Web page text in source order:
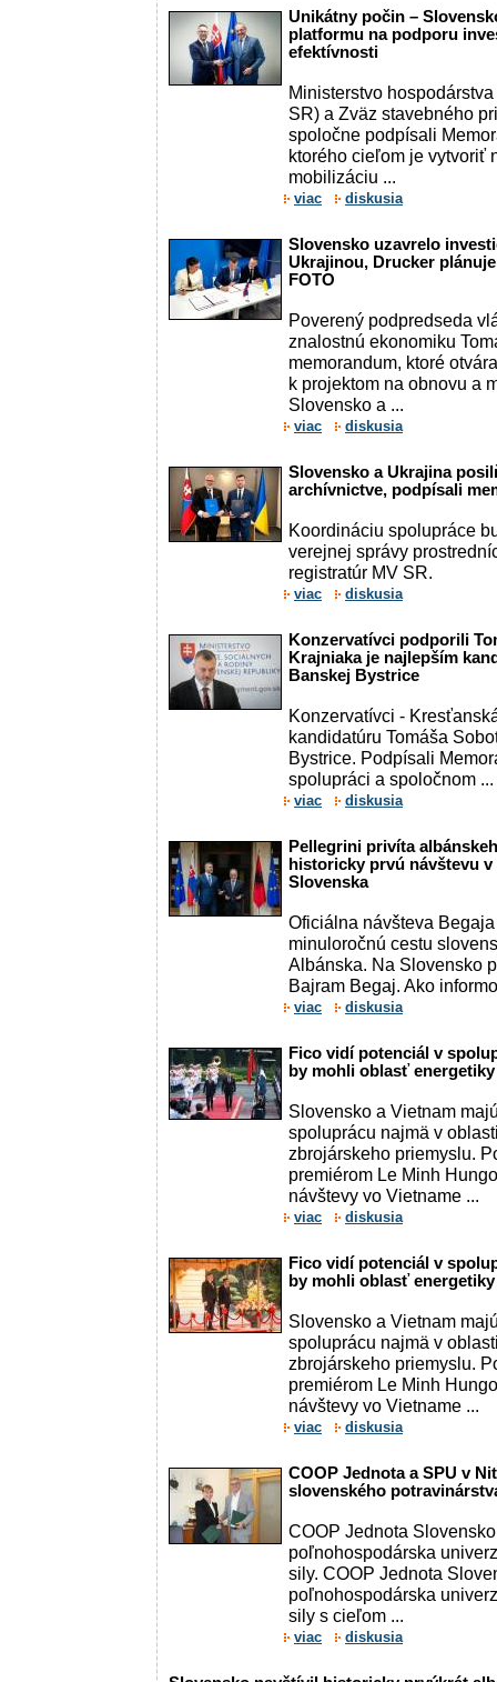
Unikátny počin –
platformu na podporu
efektívnosti
Ministerstvo
SR) a Zväz stavebného
spoločne podpísali
ktorého cieľom je vytvoriť
mobilizáciu ...
viac diskusia
Slovensko uzavrelo
Ukrajinou, Drucker
FOTO
Poverený podpredseda
znalostnú ekonomiku
memorandum, ktoré
k projektom na obnovu a
Slovensko a ...
viac diskusia
Slovensko a Ukrajina
archívnictve, podpísali
Koordináciu spolupráce
verejnej správy
registratúr MV SR.
viac diskusia
Konzervatívci podporili
Krajniaka je najlepším
Banskej Bystrice
Konzervatívci -
kandidatúru Tomáša
Bystrice. Podpísali
spolupráci a spoločnom ...
viac diskusia
Pellegrini privíta
historicky prvú návštevu
Slovenska
Oficiálna návšteva
minuloročnú cestu
Albánska. Na Slovensko
Bajram Begaj. Ako
viac diskusia
Fico vidí potenciál v
by mohli oblasť
Slovensko a Vietnam
spoluprácu najmä v
zbrojárskeho priemyslu.
premiérom Le Minh
návštevy vo Vietname ...
viac diskusia
Fico vidí potenciál v
by mohli oblasť
Slovensko a Vietnam
spoluprácu najmä v
zbrojárskeho priemyslu.
premiérom Le Minh
návštevy vo Vietname ...
viac diskusia
COOP Jednota a SPU v
slovenského
COOP Jednota
poľnohospodárska
sily. COOP Jednota
poľnohospodárska
sily s cieľom ...
viac diskusia